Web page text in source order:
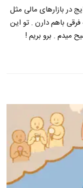
در بازارهای مالی مثل
باهم دارن . تو این
میدم . برو بریم !